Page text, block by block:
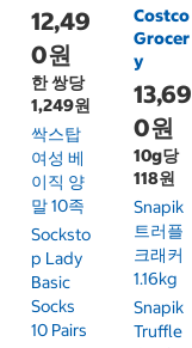
12,49
0원
한 쌍당
1,249원
싹스탑
여성 베
이직 양
말 10족
Socksto
P Lady
Basic
Socks
10 Pairs
Costco
Grocer
y
13,69
0원
10g당
118원
Snapik
트러플
크래커
1.16kg
Snapik
Truffle